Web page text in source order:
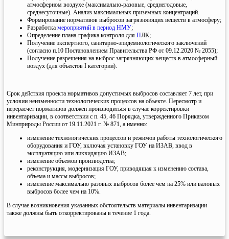
атмосферном воздухе (максимально-разовые, среднегодовые,
среднесуточные). Анализ максимальных приземных концентраций.
Формирование нормативов выбросов загрязняющих веществ в атмосферу;
Разработка мероприятий в период НМУ;
Определение плана-графика контроля для ПЛК;
Получение экспертного, санитарно-эпидемиологического заключений
(согласно п.10 Постановлением Правительства РФ от 09.12.2020 № 2055);
Получение разрешения на выброс загрязняющих веществ в атмосферный
воздух (для объектов I категории).
Срок действия проекта нормативов допустимых выбросов составляет 7 лет, при
условии неизменности технологических процессов на объекте. Пересмотр и
перерасчет нормативов должен производиться в случае корректировки
инвентаризации, в соответствии с п. 45, 46 Порядка, утвержденного Приказом
Минприроды России от 19.11.2021 г. № 871, а именно:
изменение технологических процессов и режимов работы технологического
оборудования и ГОУ, включая установку ГОУ на ИЗАВ, ввод в
эксплуатацию или ликвидацию ИЗАВ;
изменение объемов производства;
реконструкция, модернизация ГОУ, приводящая к изменению состава,
объема и массы выбросов;
изменение максимально разовых выбросов более чем на 25% или валовых
выбросов более чем на 10%.
В случае возникновения указанных обстоятельств материалы инвентаризации
также должны быть откорректированы в течение 1 года.